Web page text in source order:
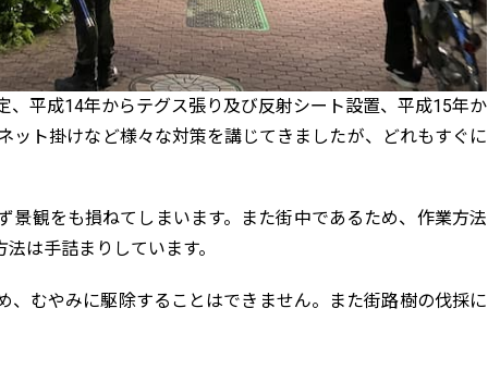
平成14年からテグス張り及び反射シート設置、平成15年か
ト掛けなど様々な対策を講じてきましたが、どれもすぐに
観をも損ねてしまいます。また街中であるため、作業方法
は手詰まりしています。
むやみに駆除することはできません。また街路樹の伐採に